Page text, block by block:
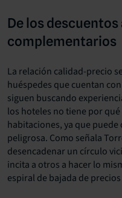
De los
complementarios
La relación calidad-precio
huéspedes que cuentan
siguen buscando
los hoteles no tiene por
habitaciones, ya que
peligrosa. Como señala
desencadenar un círculo
incita a otros a hacer lo
espiral de bajada de